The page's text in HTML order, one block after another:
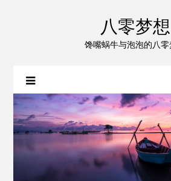
八零梦想
馋嘴蜗牛与泡泡的八零